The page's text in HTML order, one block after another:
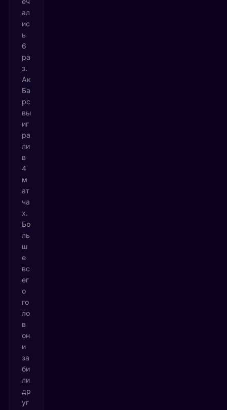
ал
ис
ь
6
ра
з.
Ак
Ба
рс
вы
иг
ра
ли
в
4
м
ат
ча
х.
Бо
ль
ш
е
вс
ег
о
го
ло
в
он
и
за
би
ли
др
уг